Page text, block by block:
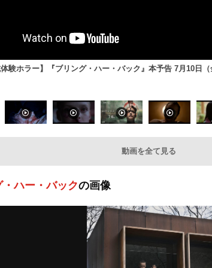
体験ホラー】『ブリング・ハー・バック』本予告 7月10日（
動画を全て見る
・ハー・バックの画像